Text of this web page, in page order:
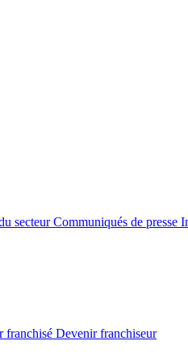
secteur Communiqués de presse
franchisé Devenir franchiseur